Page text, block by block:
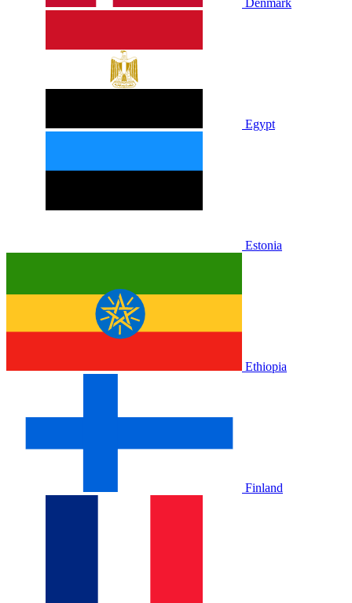
Denmark
Egypt
Estonia
Ethiopia
Finland